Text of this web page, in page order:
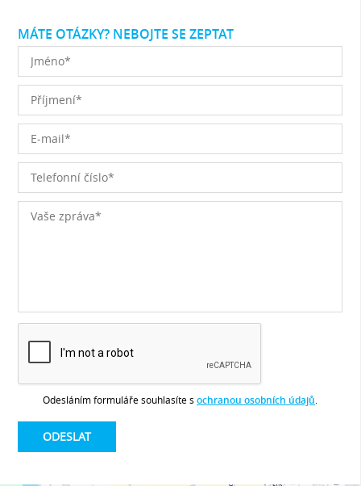
MÁTE OTÁZKY? NEBOJTE SE ZEPTAT
Odesláním formuláře souhlasíte s ochranou osobních údajů